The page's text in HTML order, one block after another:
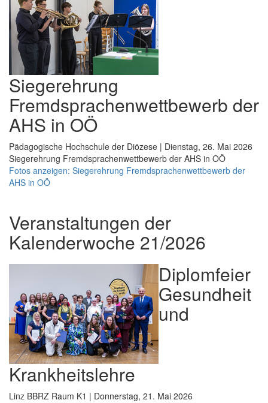
Siegerehrung
Fremdsprachenwettbewerb der
AHS in OÖ
Pädagogische Hochschule der Diözese | Dienstag, 26. Mai 2026
Siegerehrung Fremdsprachenwettbewerb der AHS in OÖ
Fotos anzeigen: Siegerehrung Fremdsprachenwettbewerb der
AHS in OÖ
Veranstaltungen der
Kalenderwoche 21/2026
Diplomfeier
Gesundheit
und
Krankheitslehre
Linz BBRZ Raum K1 | Donnerstag, 21. Mai 2026